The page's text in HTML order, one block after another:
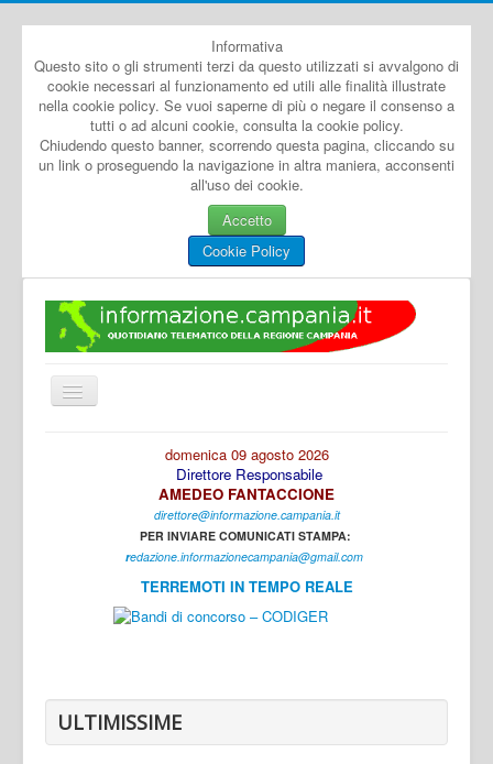
Informativa
Questo sito o gli strumenti terzi da questo utilizzati si avvalgono di
cookie necessari al funzionamento ed utili alle finalità illustrate
nella cookie policy. Se vuoi saperne di più o negare il consenso a
tutti o ad alcuni cookie, consulta la cookie policy.
Chiudendo questo banner, scorrendo questa pagina, cliccando su
un link o proseguendo la navigazione in altra maniera, acconsenti
all'uso dei cookie.
Accetto
Cookie Policy
Cambia
navigazione
Caserta
domenica 09 agosto 2026
Direttore Responsabile
AMEDEO FANTACCIONE
direttore@informazione.campania.it
PER INVIARE COMUNICATI STAMPA:
redazione.informazionecampania@gmail.com
TERREMOTI IN TEMPO REALE
ULTIMISSIME